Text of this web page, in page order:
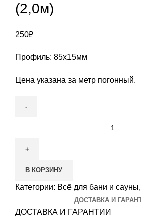
(2,0м)
250₽
Профиль: 85х15мм
Цена указана за метр погонный.
Вагонка
(Экстра)
(2,0м)
В КОРЗИНУ
Категории: Всё для бани и сауны,
ДОСТАВКА И
ДОСТАВКА И ГАРАНТИИ